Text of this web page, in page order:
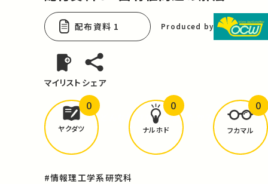
配布資料 1 Produced by
マイリスト シェア
どんな学びがありましたか？
ヤクダツ
0
ナルホド
0
フカマル
0
#情報理工学系研究科